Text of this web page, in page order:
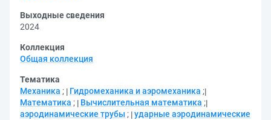
Выходные сведения
2024
Коллекция
Общая коллекция
Тематика
Механика ; Гидромеханика и аэромеханика ;
Математика ; Вычислительная математика ;
аэродинамические трубы ; ударные аэродинамические